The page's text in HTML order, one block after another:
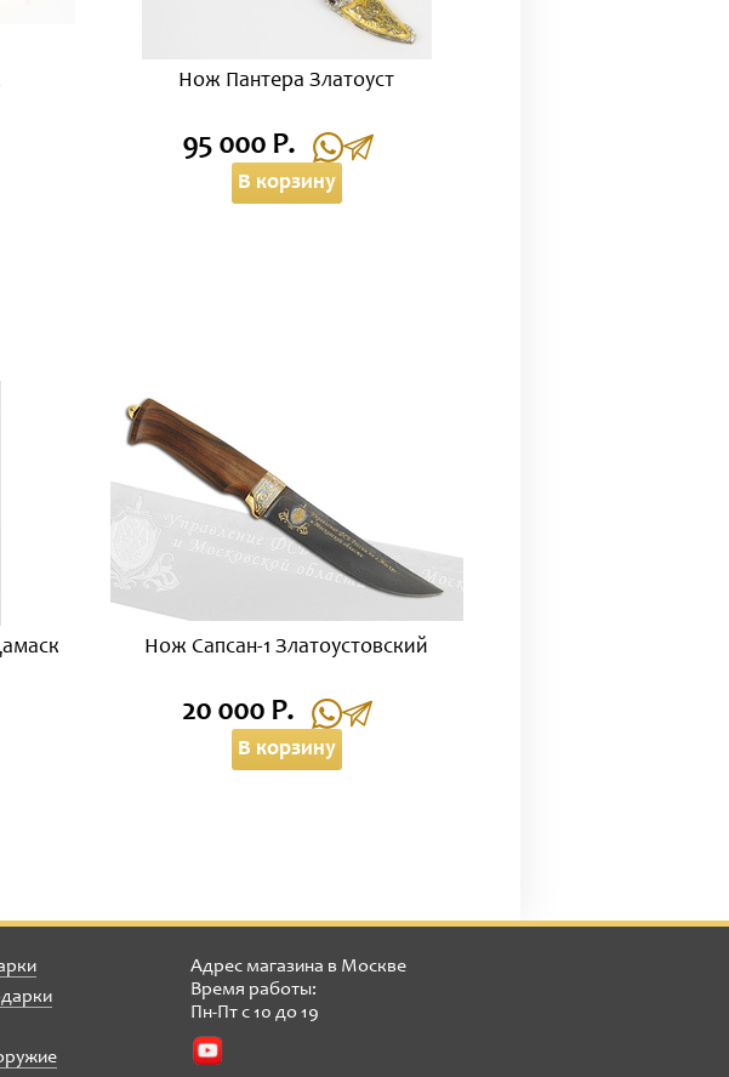
Нож Пантера Златоуст
95 000 Р.
В корзину
Нож Сапсан-1 Златоустовский
20 000 Р.
В корзину
Адрес магазина в Москве
Время работы:
Пн-Пт с 10 до 19